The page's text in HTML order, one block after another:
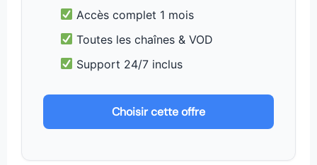
Accès complet 1 mois
Toutes les chaînes & VOD
Support 24/7 inclus
Choisir cette offre